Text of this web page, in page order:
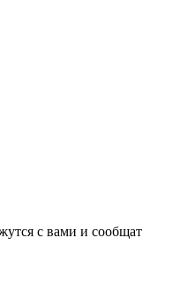
с вами и сообщат